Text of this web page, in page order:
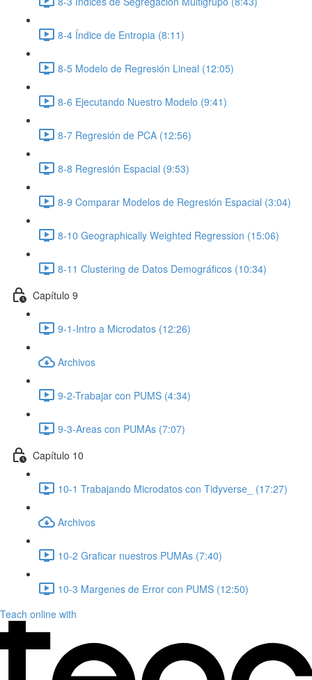
8-4 Índice de Entropia (8:11)
8-5 Modelo de Regresión Lineal (12:05)
8-6 Ejecutando Nuestro Modelo (9:41)
8-7 Regresión de PCA (12:56)
8-8 Regresión Espacial (9:53)
8-9 Comparar Modelos de Regresión Espacial (3:04)
8-10 Geographically Weighted Regression (15:06)
8-11 Clustering de Datos Demográficos (10:34)
Capítulo 9
9-1-Intro a Microdatos (12:26)
Archivos
9-2-Trabajar con PUMS (4:34)
9-3-Areas con PUMAs (7:07)
Capítulo 10
10-1 Trabajando Microdatos con Tidyverse_ (17:27)
Archivos
10-2 Graficar nuestros PUMAs (7:40)
10-3 Margenes de Error con PUMS (12:50)
Teach online with